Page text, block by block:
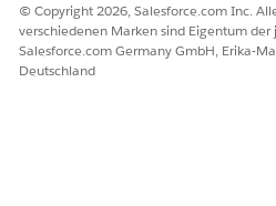
© Copyright 2026, Salesforce.com Inc.
verschiedenen Marken sind Eigentum
Salesforce.com Germany GmbH, Erika-
Deutschland